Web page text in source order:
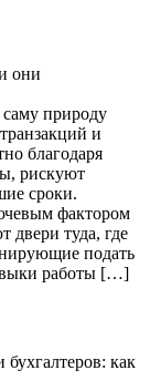
они
саму природу
и
благодаря
рискуют
сроки.
фактором
туда, где
подать
работы […]
как